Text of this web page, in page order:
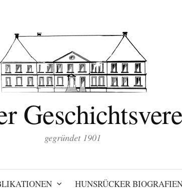
gegründet 1901
HUNSRÜCKER